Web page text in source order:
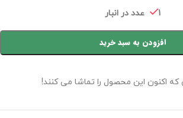
1 عدد در انبار
افزودن به سبد خرید
که اکنون این محصول را تماشا می کنند!